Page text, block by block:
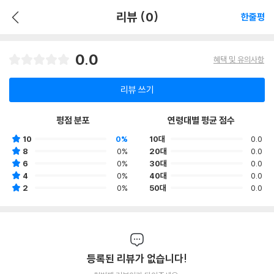
리뷰 (0) 한줄평
0.0 혜택 및 유의사항
리뷰 쓰기
평점 분포
10
0%
8
0%
6
0%
4
0%
2
0%
연령대별 평균 점수
10대
0.0
20대
0.0
30대
0.0
40대
0.0
50대
0.0
등록된 리뷰가 없습니다!